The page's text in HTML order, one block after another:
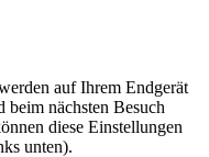
auf Ihrem Endgerät
beim nächsten Besuch
diese Einstellungen
unten).